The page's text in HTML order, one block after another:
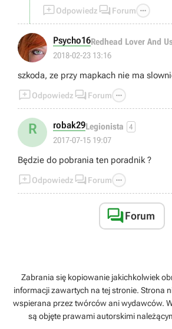
Odpowiedz  Forum 
Psycho16Redhead Lover And
2018-02-23 13:16
szkoda, ze przy mapkach nie ma
Odpowiedz  Forum 
R robak29Legionista 4
2017-07-15 19:07
Będzie do pobrania ten poradnik ?
Odpowiedz  Forum 
Forum
Zabrania się kopiowanie jakichkolwiek
informacji zawartych na tej stronie. Strona
wspierana przez twórców ani wydawców.
są objęte prawami autorskimi